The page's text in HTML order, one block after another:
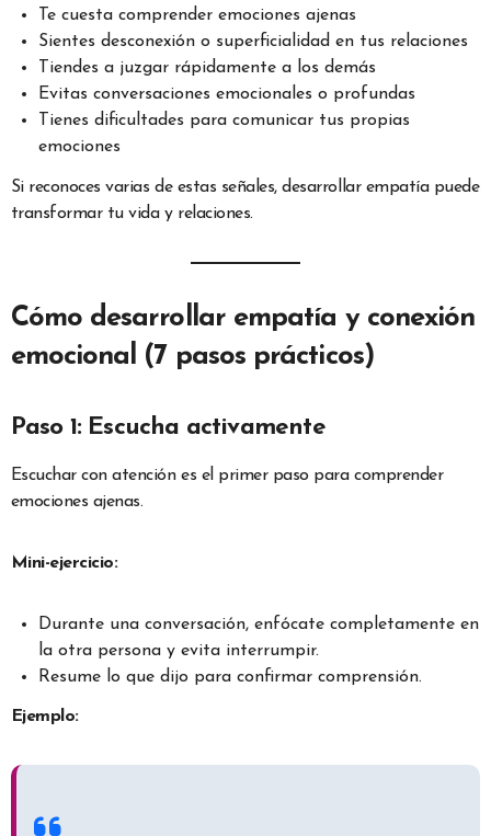
Te cuesta comprender emociones ajenas
Sientes desconexión o superficialidad en tus relaciones
Tiendes a juzgar rápidamente a los demás
Evitas conversaciones emocionales o profundas
Tienes dificultades para comunicar tus propias
emociones
Si reconoces varias de estas señales, desarrollar empatía puede
transformar tu vida y relaciones.
Cómo desarrollar empatía y conexión
emocional (7 pasos prácticos)
Paso 1: Escucha activamente
Escuchar con atención es el primer paso para comprender
emociones ajenas.
Mini-ejercicio:
Durante una conversación, enfócate completamente en
la otra persona y evita interrumpir.
Resume lo que dijo para confirmar comprensión.
Ejemplo: